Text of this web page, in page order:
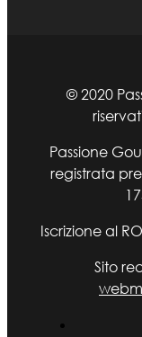
© 2020
Passione
registrata
Iscrizione al
Sito